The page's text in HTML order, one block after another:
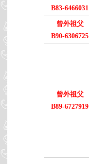
B83-6466031
曾外祖父
B90-6306725
曾外祖父
B89-6727919